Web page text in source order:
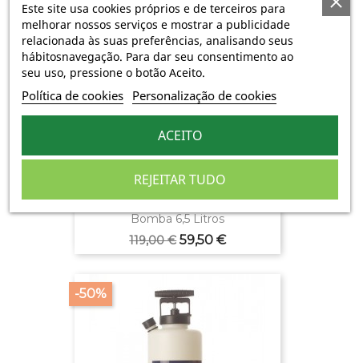
Bomba 6,5 Litros
Preço
normal
119,00 € Preço
59,50 €
(1)
-50%
Este site usa cookies próprios e de terceiros para
melhorar nossos serviços e mostrar a publicidade
relacionada às suas preferências, analisando seus
hábitosnavegação. Para dar seu consentimento ao
seu uso, pressione o botão Aceito.
Política de cookies Personalização de cookies
REJEITAR TUDO
ACEITO